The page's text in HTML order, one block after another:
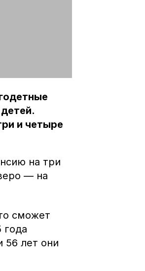
и четыре
на три
— на
сможет
года
лет они